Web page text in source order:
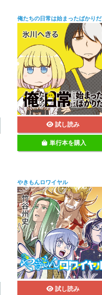
俺たちの日常は始まったばかりだ
試し読み
単行本を購入
やきもんロワイヤル
試し読み